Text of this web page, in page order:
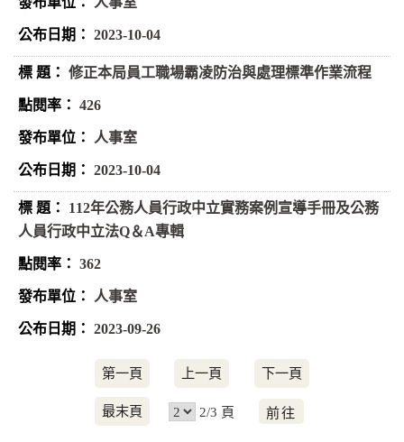
2023-10-04
修正本局員工職場霸凌防治與處理標準作業流程
426
人事室
2023-10-04
112年公務人員行政中立實務案例宣導手冊及公務
人員行政中立法Q＆A專輯
362
人事室
2023-09-26
第一頁 上一頁 下一頁
最末頁 2/3 頁
前